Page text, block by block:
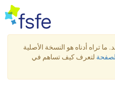
تراه أدناه هو النسخة الأصلية
لتعرف كيف تساهم في